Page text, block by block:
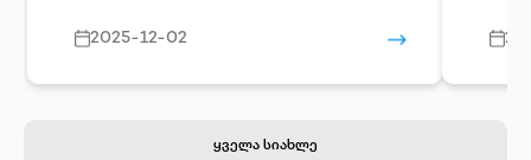
2025-12-02
ყველა სიახლე